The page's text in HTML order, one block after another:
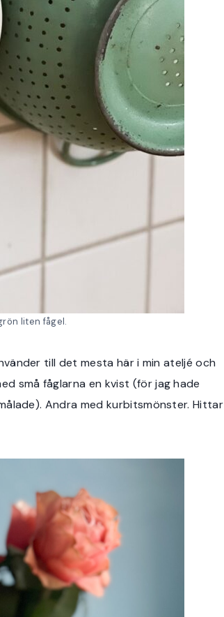
liten fågel.
till det mesta här i min ateljé och
små fåglarna en kvist (för jag hade
Andra med kurbitsmönster. Hittar